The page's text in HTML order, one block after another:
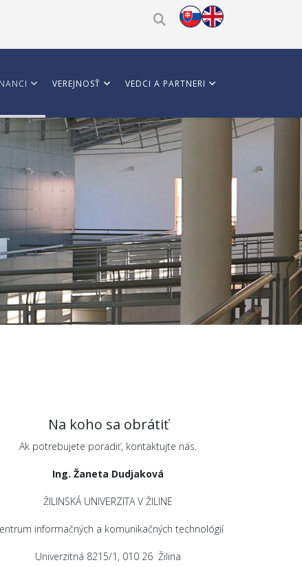
VEREJNOSŤ VEDCI A PARTNERI
Na koho sa obrátiť
Ak potrebujete poradiť, kontaktujte nás.
Ing. Žaneta Dudjaková
ŽILINSKÁ UNIVERZITA V ŽILINE
informačných a komunikačných technológií
Univerzitná 8215/1, 010 26 Žilina